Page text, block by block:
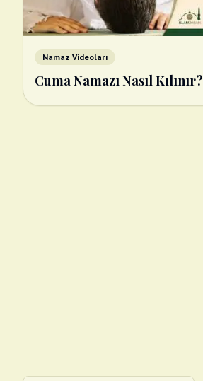
Namaz Videoları
Cuma Namazı Nasıl Kılınır?